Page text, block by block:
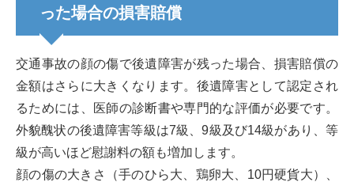
った場合の損害賠償
交通事故の顔の傷で後遺障害が残った場合、損害賠償の
金額はさらに大きくなります。後遺障害として認定され
るためには、医師の診断書や専門的な評価が必要です。
外貌醜状の後遺障害等級は7級、9級及び14級があり、等
級が高いほど慰謝料の額も増加します。
顔の傷の大きさ（手のひら大、鶏卵大、10円硬貨大）、